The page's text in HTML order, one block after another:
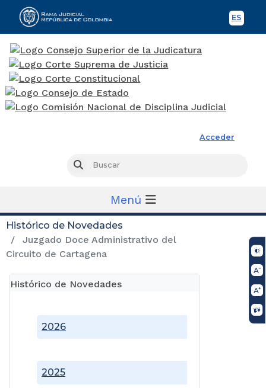
ES
Acceder
Buscar
Menú
Histórico de Novedades
Juzgado Doce Administrativo del
Circuito de Cartagena
Histórico de Novedades
2025
2026